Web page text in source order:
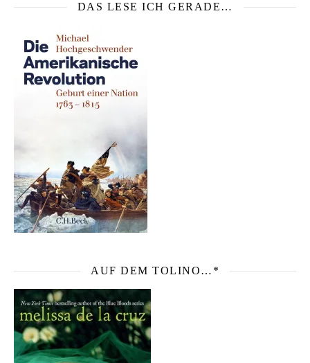
DAS LESE ICH GERADE…
AUF DEM TOLINO…*